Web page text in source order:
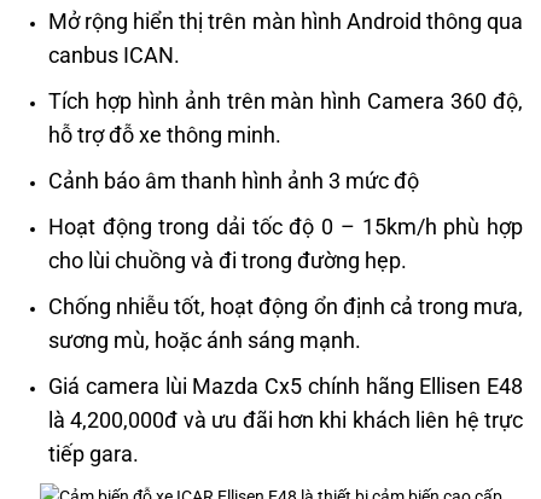
Mở rộng hiển thị trên màn hình Android thông qua
canbus ICAN.
Tích hợp hình ảnh trên màn hình Camera 360 độ,
hỗ trợ đỗ xe thông minh.
Cảnh báo âm thanh hình ảnh 3 mức độ
Hoạt động trong dải tốc độ 0 – 15km/h phù hợp
cho lùi chuồng và đi trong đường hẹp.
Chống nhiễu tốt, hoạt động ổn định cả trong mưa,
sương mù, hoặc ánh sáng mạnh.
Giá camera lùi Mazda Cx5 chính hãng Ellisen E48
là 4,200,000đ và ưu đãi hơn khi khách liên hệ trực
tiếp gara.